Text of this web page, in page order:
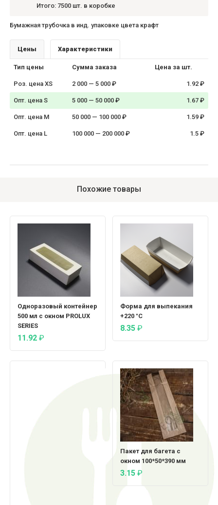
Итого: 7500 шт. в коробке
Бумажная трубочка в инд. упаковке цвета крафт
Цены Характеристики
Тип цены Сумма заказа Цена за шт.
Роз. цена XS 2 000 — 5 000 ₽ 1.92 ₽
Опт. цена S 5 000 — 50 000 ₽ 1.67 ₽
Опт. цена M 50 000 — 100 000 ₽ 1.59 ₽
Опт. цена L 100 000 — 200 000 ₽ 1.5 ₽
Похожие товары
Одноразовый контейнер
500 мл с окном PROLUX
SERIES
11.92 ₽
Форма для выпекания
+220 °C
8.35 ₽
Пакет для багета с
окном 100*50*390 мм
3.15 ₽